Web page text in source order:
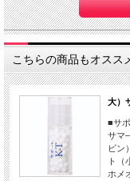
こちらの商品もオスス
大）
■サ
サマ
ビン
ト（
ホメ